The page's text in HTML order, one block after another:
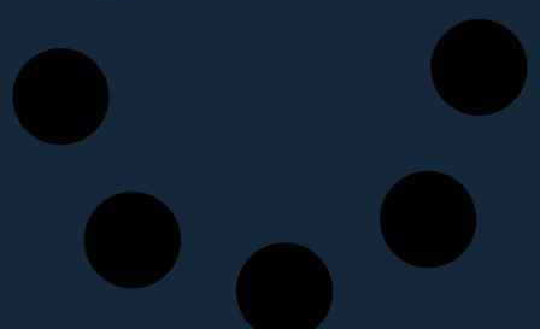
Repsol e Santander alargam benefícios para
Agosto 13, 2024Jorge Flores